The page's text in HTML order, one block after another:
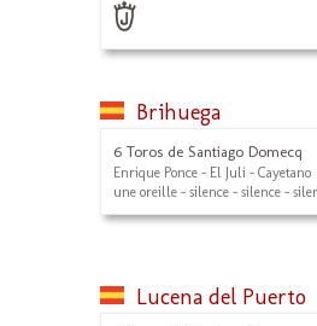
Brihuega
6 Toros de Santiago Domecq
Enrique Ponce - El Juli - Cayetano
une oreille - silence - silence -
Lucena del Puerto